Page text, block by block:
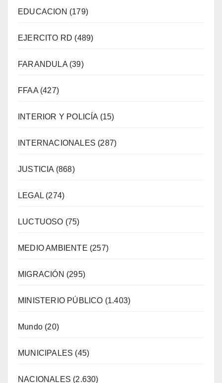
EDUCACION (179)
EJERCITO RD (489)
FARANDULA(39)
FFAA(427)
INTERIOR Y POLICÍA (15)
INTERNACIONALES (287)
JUSTICIA (868)
LEGAL (274)
LUCTUOSO (75)
MEDIO AMBIENTE (257)
MIGRACIÓN (295)
MINISTERIO PÚBLICO (1.403)
Mundo (20)
MUNICIPALES (45)
NACIONALES (2.630)